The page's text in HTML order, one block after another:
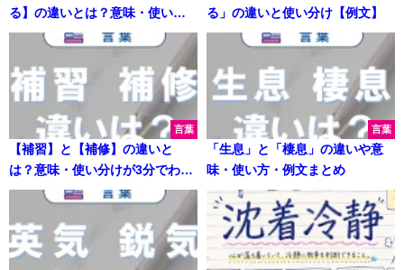
る】の違いとは？意味・使い
方・例文を徹底解説
る」の違いと使い分け【例文】
言葉
【補習】と【補修】の違いと
は？意味・使い分けが3分でわか
る
言葉
「生息」と「棲息」の違いや意
味・使い方・例文まとめ